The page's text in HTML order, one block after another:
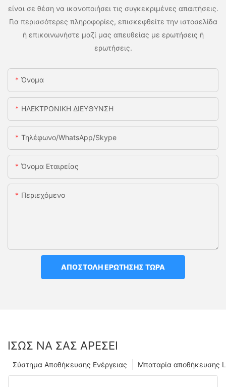
είναι σε θέση να ικανοποιήσει τις συγκεκριμένες απαιτήσεις.
Για περισσότερες πληροφορίες, επισκεφθείτε την ιστοσελίδα
ή επικοινωνήστε μαζί μας απευθείας με ερωτήσεις ή
ερωτήσεις.
Όνομα
ΗΛΕΚΤΡΟΝΙΚΗ ΔΙΕΥΘΥΝΣΗ
Τηλέφωνο/WhatsApp/Skype
Όνομα Εταιρείας
Περιεχόμενο
ΑΠΟΣΤΟΛΉ ΕΡΏΤΗΣΗΣ ΤΏΡΑ
ΊΣΩΣ ΝΑ ΣΑΣ ΑΡΈΣΕΙ
Μπαταρία αποθήκευσης
Σύστημα Αποθήκευσης Ενέργειας